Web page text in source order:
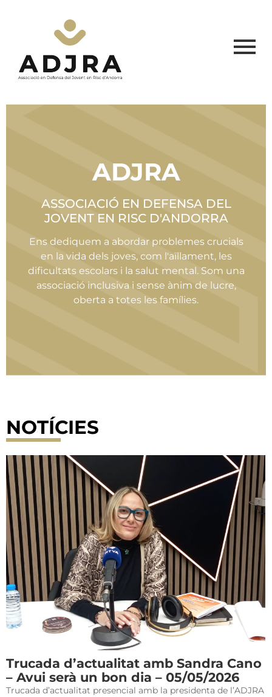
ADJRA
ASSOCIACIÓ EN DEFENSA DEL
JOVENT EN RISC D'ANDORRA
Ens dediquem a abordar problemes crucials
en la vida dels joves, com l'aïllament, les
dificultats escolars i la salut mental. Som una
associació inclusiva i sense ànim de lucre,
oberta a totes les famílies.
NOTÍCIES
Trucada d’actualitat amb Sandra Cano
– Avui serà un bon dia – 05/05/2026
Trucada d’actualitat presencial amb la presidenta de l’ADJRA